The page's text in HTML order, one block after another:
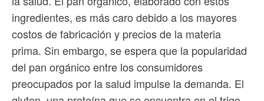
ingredientes, es más caro debido a los mayores
costos de fabricación y precios de la materia
prima. Sin embargo, se espera que la popularidad
del pan orgánico entre los consumidores
preocupados por la salud impulse la demanda. El